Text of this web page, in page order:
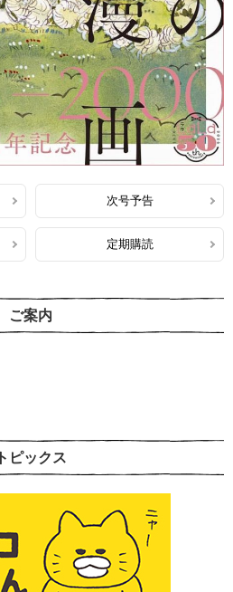
次号予告
定期購読
ご案内
トピックス